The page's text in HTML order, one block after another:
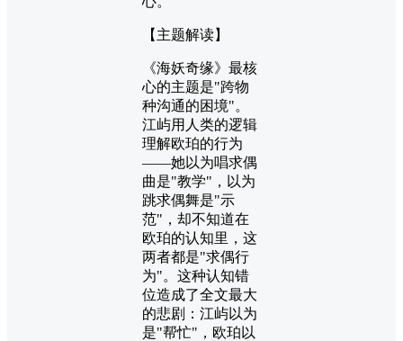
【主题解读】
《海妖奇缘》最核
心的主题是"跨物
种沟通的困境"。
江屿用人类的逻辑
理解欧珀的行为
——她以为唱求偶
曲是"教学"，以为
跳求偶舞是"示
范"，却不知道在
欧珀的认知里，这
两者都是"求偶行
为"。这种认知错
位造成了全文最大
的悲剧：江屿以为
是"帮忙"，欧珀以